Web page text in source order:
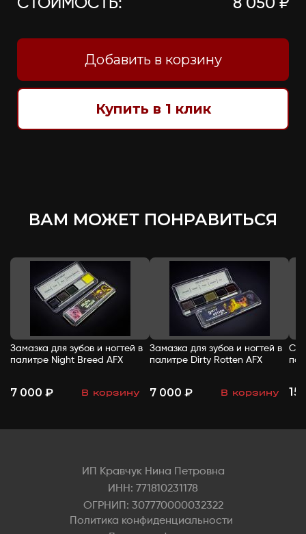
СТОИМОСТЬ: 8 050 ₽
Добавить в корзину
Купить в 1 клик
ВАМ МОЖЕТ ПОНРАВИТЬСЯ
Замазка для зубов и ногтей в
палитре Night Breed AFX
7 000 ₽ В корзину
- +
Замазка для зубов и ногтей в
палитре Dirty Rotten AFX
7 000 ₽ В корзину
- + 15
ИП Кравчук Нина Петровна
ИНН: 771810231178
ОГРНИП: 307770000032322
Политика конфиденциальности